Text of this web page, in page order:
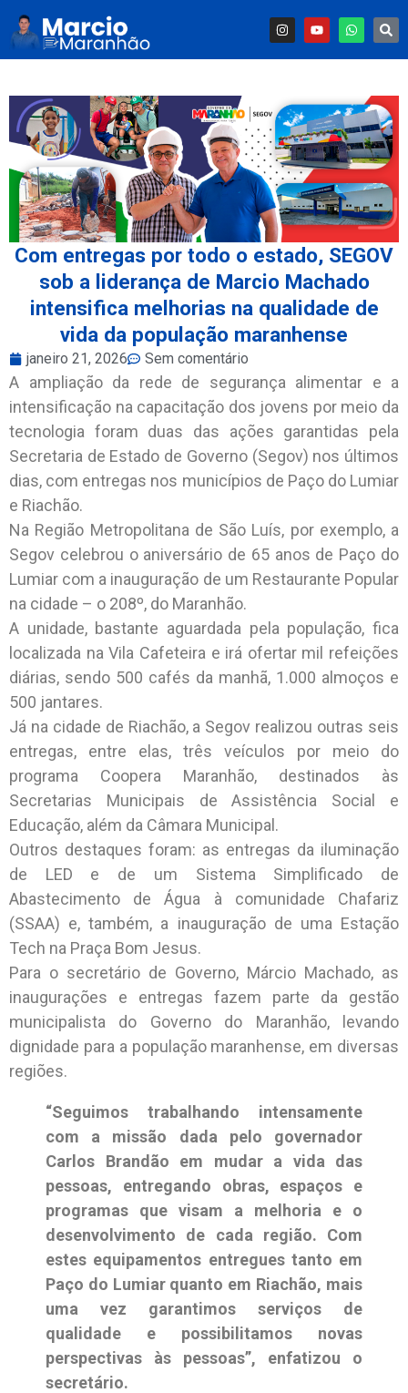
Com entregas por todo o estado, SEGOV
sob a liderança de Marcio Machado
intensifica melhorias na qualidade de
vida da população maranhense
janeiro 21, 2026 Sem comentário
A ampliação da rede de segurança alimentar e a
intensificação na capacitação dos jovens por meio da
tecnologia foram duas das ações garantidas pela
Secretaria de Estado de Governo (Segov) nos últimos
dias, com entregas nos municípios de Paço do Lumiar
e Riachão.
Na Região Metropolitana de São Luís, por exemplo, a
Segov celebrou o aniversário de 65 anos de Paço do
Lumiar com a inauguração de um Restaurante Popular
na cidade – o 208º, do Maranhão.
A unidade, bastante aguardada pela população, fica
localizada na Vila Cafeteira e irá ofertar mil refeições
diárias, sendo 500 cafés da manhã, 1.000 almoços e
500 jantares.
Já na cidade de Riachão, a Segov realizou outras seis
entregas, entre elas, três veículos por meio do
programa Coopera Maranhão, destinados às
Secretarias Municipais de Assistência Social e
Educação, além da Câmara Municipal.
Outros destaques foram: as entregas da iluminação
de LED e de um Sistema Simplificado de
Abastecimento de Água à comunidade Chafariz
(SSAA) e, também, a inauguração de uma Estação
Tech na Praça Bom Jesus.
Para o secretário de Governo, Márcio Machado, as
inaugurações e entregas fazem parte da gestão
municipalista do Governo do Maranhão, levando
dignidade para a população maranhense, em diversas
regiões.
“Seguimos trabalhando intensamente
com a missão dada pelo governador
Carlos Brandão em mudar a vida das
pessoas, entregando obras, espaços e
programas que visam a melhoria e o
desenvolvimento de cada região. Com
estes equipamentos entregues tanto em
Paço do Lumiar quanto em Riachão, mais
uma vez garantimos serviços de
qualidade e possibilitamos novas
perspectivas às pessoas”, enfatizou o
secretário.